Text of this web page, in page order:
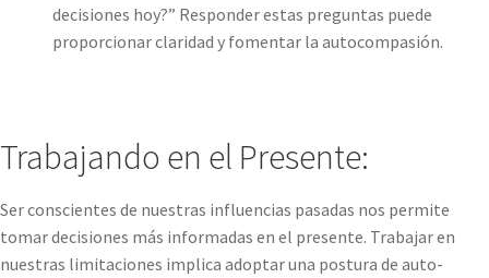
decisiones hoy?” Responder estas preguntas puede
proporcionar claridad y fomentar la autocompasión.
Trabajando en el Presente:
Ser conscientes de nuestras influencias pasadas nos permite
tomar decisiones más informadas en el presente. Trabajar en
nuestras limitaciones implica adoptar una postura de auto-